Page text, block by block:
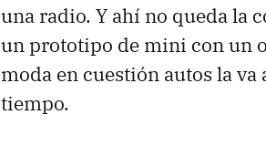
una radio. Y ahí no queda la
un prototipo de mini con un
moda en cuestión autos la
tiempo.